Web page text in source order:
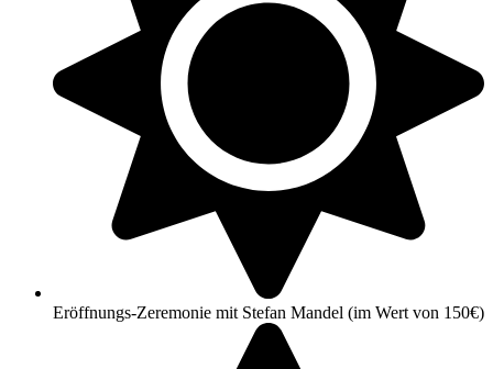
Eröffnungs-Zeremonie mit Stefan Mandel (im Wert von 150€)